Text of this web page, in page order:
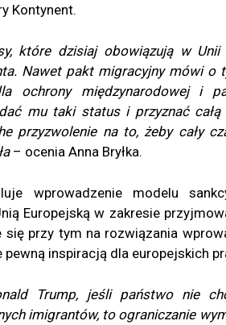
Kontynent.
które dzisiaj obowiązują w
Nawet pakt migracyjny mówi o
ochrony międzynarodowej i
mu taki status i przyznać
przyzwolenie na to, żeby cały
– ocenia Anna Bryłka.
wprowadzenie modelu
Europejską w zakresie
się przy tym na rozwiązania
pewną inspiracją dla europejskich
Trump, jeśli państwo nie
imigrantów, to ograniczanie